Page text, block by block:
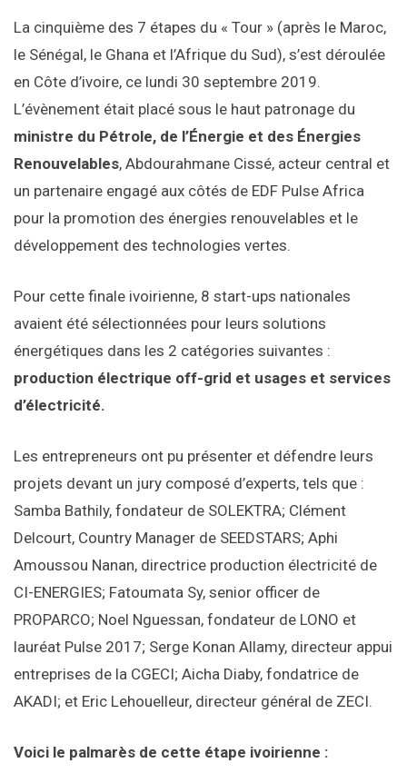
La cinquième des 7 étapes du « Tour » (après le Maroc,
le Sénégal, le Ghana et l’Afrique du Sud), s’est déroulée
en Côte d’ivoire, ce lundi 30 septembre 2019.
L’évènement était placé sous le haut patronage du
ministre du Pétrole, de l’Énergie et des Énergies
Renouvelables, Abdourahmane Cissé, acteur central et
un partenaire engagé aux côtés de EDF Pulse Africa
pour la promotion des énergies renouvelables et le
développement des technologies vertes.
Pour cette finale ivoirienne, 8 start-ups nationales
avaient été sélectionnées pour leurs solutions
énergétiques dans les 2 catégories suivantes :
production électrique off-grid et usages et services
d’électricité.
Les entrepreneurs ont pu présenter et défendre leurs
projets devant un jury composé d’experts, tels que :
Samba Bathily, fondateur de SOLEKTRA; Clément
Delcourt, Country Manager de SEEDSTARS; Aphi
Amoussou Nanan, directrice production électricité de
CI-ENERGIES; Fatoumata Sy, senior officer de
PROPARCO; Noel Nguessan, fondateur de LONO et
lauréat Pulse 2017; Serge Konan Allamy, directeur appui
entreprises de la CGECI; Aicha Diaby, fondatrice de
AKADI; et Eric Lehouelleur, directeur général de ZECI.
Voici le palmarès de cette étape ivoirienne :